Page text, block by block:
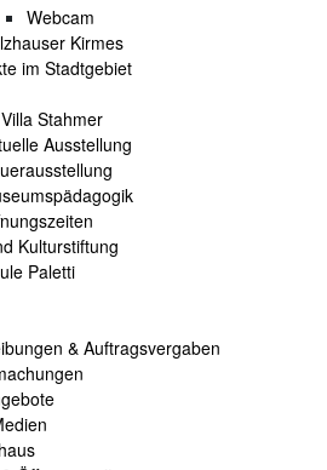
Webcam
Kirmes
im Stadtgebiet
Stahmer
Ausstellung
Kulturstiftung
Paletti
& Auftragsvergaben